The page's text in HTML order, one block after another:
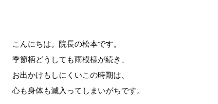
こんにちは。院長の松本です。
季節柄どうしても雨模様が続き、
お出かけもしにくいこの時期は、
心も身体も滅入ってしまいがちです。